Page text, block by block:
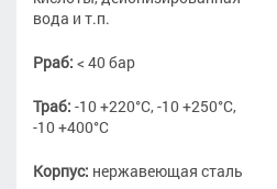
вода и т.п.
Рраб: < 40 бар
Траб: -10 +220°С, -10 +250°С,
-10 +400°С
Корпус: нержавеющая сталь